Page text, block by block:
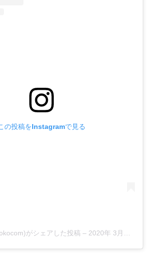
の投稿をInstagramで見る
がシェアした投稿 – 2020年 3月月12日午後6時53分PDT